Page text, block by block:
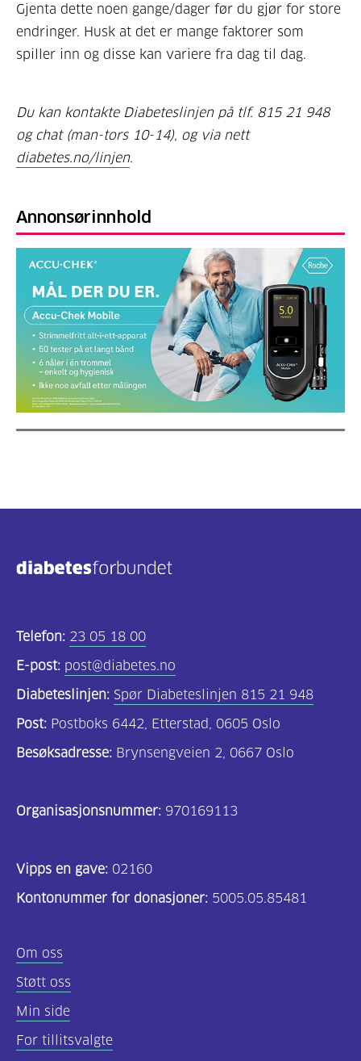
Gjenta dette noen gange/dager før du gjør for store
endringer. Husk at det er mange faktorer som
spiller inn og disse kan variere fra dag til dag.
Du kan kontakte Diabeteslinjen på tlf. 815 21 948
og chat (man-tors 10-14), og via nett
diabetes.no/linjen.
Annonsørinnhold
Telefon: 23 05 18 00
E-post: post@diabetes.no
Diabeteslinjen: Spør Diabeteslinjen 815 21 948
Post: Postboks 6442, Etterstad, 0605 Oslo
Besøksadresse: Brynsengveien 2, 0667 Oslo
Organisasjonsnummer: 970169113
Vipps en gave: 02160
Kontonummer for donasjoner: 5005.05.85481
Om oss
Støtt oss
Min side
For tillitsvalgte